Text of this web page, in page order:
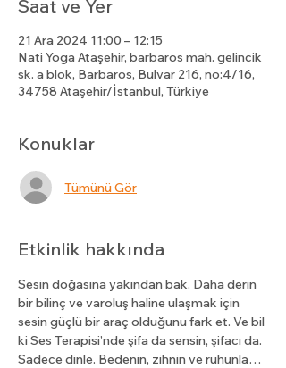
Saat ve Yer
21 Ara 2024 11:00 – 12:15
Nati Yoga Ataşehir, barbaros mah. gelincik
sk. a blok, Barbaros, Bulvar 216, no:4/16,
34758 Ataşehir/İstanbul, Türkiye
Konuklar
Tümünü Gör
Etkinlik hakkında
Sesin doğasına yakından bak. Daha derin
bir bilinç ve varoluş haline ulaşmak için
sesin güçlü bir araç olduğunu fark et. Ve bil
ki Ses Terapisi’nde şifa da sensin, şifacı da.
Sadece dinle. Bedenin, zihnin ve ruhunla…